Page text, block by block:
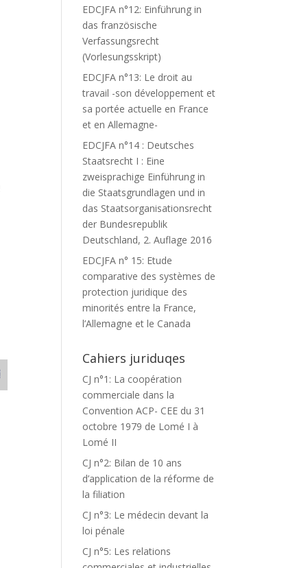
EDCJFA n°12: Einführung in
das französische
Verfassungsrecht
(Vorlesungsskript)
EDCJFA n°13: Le droit au
travail -son développement et
sa portée actuelle en France
et en Allemagne-
EDCJFA n°14 : Deutsches
Staatsrecht I : Eine
zweisprachige Einführung in
die Staatsgrundlagen und in
das Staatsorganisationsrecht
der Bundesrepublik
Deutschland, 2. Auflage 2016
EDCJFA n° 15: Etude
comparative des systèmes de
protection juridique des
minorités entre la France,
l’Allemagne et le Canada
Cahiers juriduqes
CJ n°1: La coopération
commerciale dans la
Convention ACP- CEE du 31
octobre 1979 de Lomé I à
Lomé II
CJ n°2: Bilan de 10 ans
d’application de la réforme de
la filiation
CJ n°3: Le médecin devant la
loi pénale
CJ n°5: Les relations